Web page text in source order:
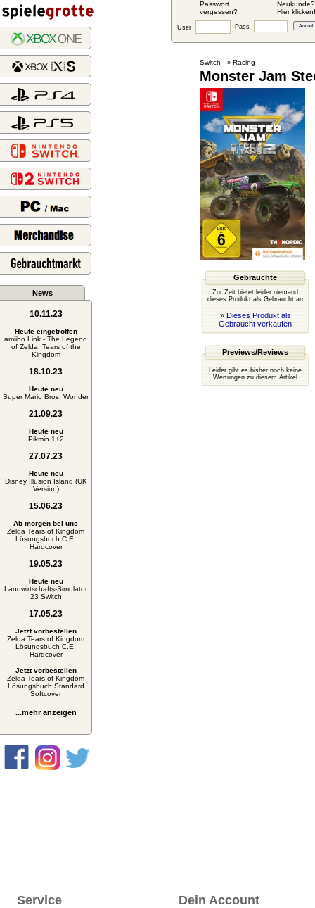
Passwort
vergessen?
Neukunde?
Hier klicken!
User Pass
News
10.11.23
Heute eingetroffen
amiibo Link - The Legend
of Zelda: Tears of the
Kingdom
18.10.23
Heute neu
Super Mario Bros. Wonder
21.09.23
Heute neu
Pikmin 1+2
27.07.23
Heute neu
Disney Illusion Island (UK
Version)
15.06.23
Ab morgen bei uns
Zelda Tears of Kingdom
Lösungsbuch C.E.
Hardcover
19.05.23
Heute neu
Landwirtschafts-Simulator
23 Switch
17.05.23
Jetzt vorbestellen
Zelda Tears of Kingdom
Lösungsbuch C.E.
Hardcover
Jetzt vorbestellen
Zelda Tears of Kingdom
Lösungsbuch Standard
Softcover
...mehr anzeigen
Switch --» Racing
Monster Jam
Gebrauchte
Zur Zeit bietet leider niemand
dieses Produkt als Gebraucht an
» Dieses Produkt als
Gebraucht verkaufen
Previews/Reviews
Leider gibt es bisher noch keine
Wertungen zu diesem Artikel
Service Dein Account